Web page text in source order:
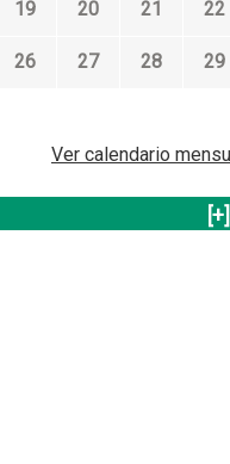
19 20 21 22
26 27 28 29
Ver calendario
[+]